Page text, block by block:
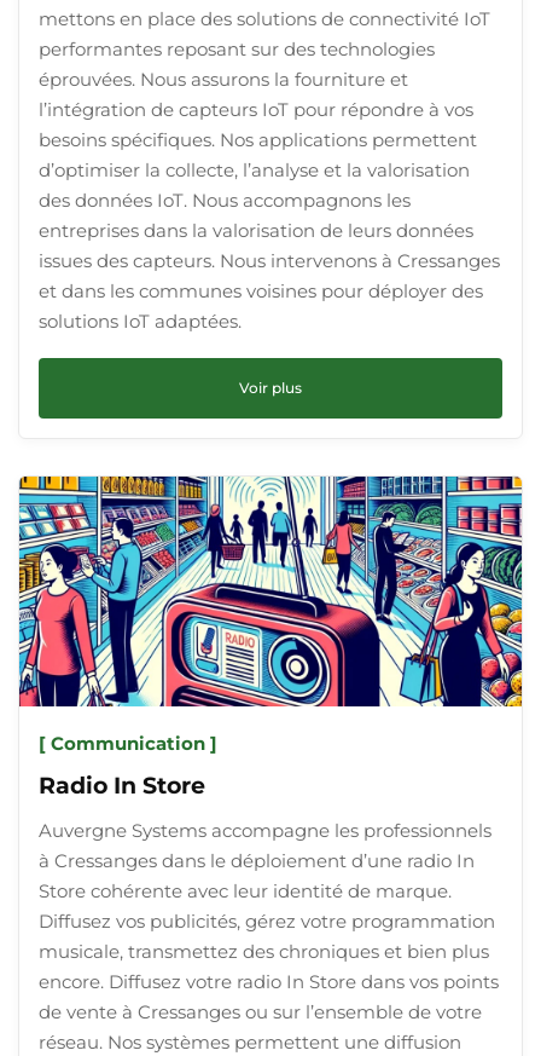
mettons en place des solutions de connectivité IoT
performantes reposant sur des technologies
éprouvées. Nous assurons la fourniture et
l’intégration de capteurs IoT pour répondre à vos
besoins spécifiques. Nos applications permettent
d’optimiser la collecte, l’analyse et la valorisation
des données IoT. Nous accompagnons les
entreprises dans la valorisation de leurs données
issues des capteurs. Nous intervenons à Cressanges
et dans les communes voisines pour déployer des
solutions IoT adaptées.
Voir plus
[ Communication ]
Radio In Store
Auvergne Systems accompagne les professionnels
à Cressanges dans le déploiement d’une radio In
Store cohérente avec leur identité de marque.
Diffusez vos publicités, gérez votre programmation
musicale, transmettez des chroniques et bien plus
encore. Diffusez votre radio In Store dans vos points
de vente à Cressanges ou sur l’ensemble de votre
réseau. Nos systèmes permettent une diffusion